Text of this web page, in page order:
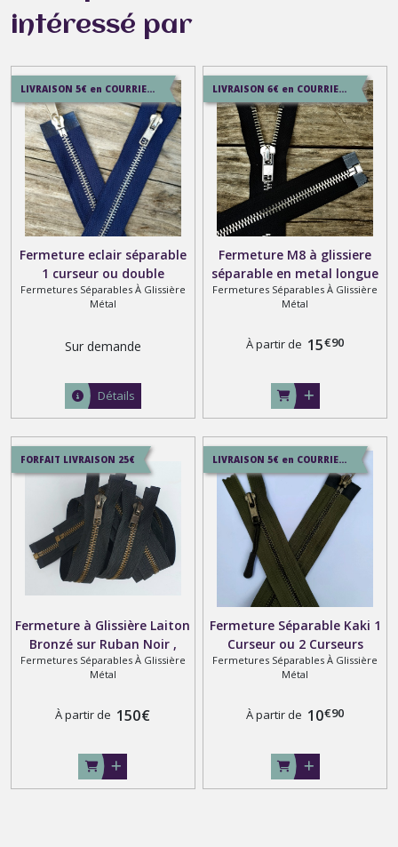
intéressé par
LIVRAISON 5€ en COURRIER SUIVI , 7.5€ en SERVICE+ , 12.9€ en COLISSIMO
Fermeture eclair séparable
1 curseur ou double
curseurs bouche à bouche ,
Argenté sur ruban noir
beige et rouge
Fermetures Séparables À Glissière
Métal
Sur demande
Détails
LIVRAISON 6€ en COURRIER SUIVI , 8.5€ en SERVICE+ , 12.9€ en COLISSIMO
Fermeture M8 à glissiere
séparable en metal longue
de 2 mètres maxi
Fermetures Séparables À Glissière
Métal
À partir de 15€90
FORFAIT LIVRAISON 25€
Fermeture à Glissière Laiton
Bronzé sur Ruban Noir ,
Séparable ou Fixe en Série
sur Mesure
Fermetures Séparables À Glissière
Métal
À partir de 150€
LIVRAISON 5€ en COURRIER SUIVI , 7.5€ en SERVICE+ , 12.9€ en COLISSIMO
Fermeture Séparable Kaki 1
Curseur ou 2 Curseurs
Bouche à Bouche , Métal
Bronzé Noir 6 mm sur
Fermetures Séparables À Glissière
Métal
À partir de 10€90